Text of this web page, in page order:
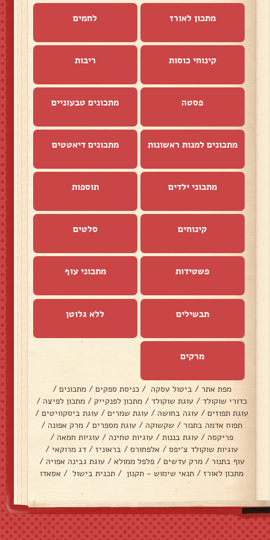
מתכון לאורז לחמים
קינוחי כוסות ריבות
פסטה מתכונים טבעוניים
מתכונים למנות ראשונות מתכונים דיאטטים
מתכוני ילדים תוספות
קינוחים סלטים
פשטידות מתכוני עוף
תבשילים ללא גלוטן
מרקים
מפת אתר / ביטול עסקה / כניסת ספקים / מתכונים /
כדורי שוקולד / עוגת שוקולד / מתכון לפנקייק / מתכון לפיצה /
עוגת תפוזים / עוגה בחושה / עוגת שמרים / עוגת ביסקוויטים /
תפוח אדמה בתנור / שקשוקה / עוגת מספרים / מרק אפונה /
פריקסה / עוגת בננות / עוגיות טחינה / עוגיות חמאה /
עוגיות שוקולד צ׳יפס / אלפחורס / בראוניז / דג מרוקאי /
עוף בתנור / מרק עדשים / פלפל ממולא / עוגת גבינה אפויה /
מתכון לאורז / תנאי שימוש - תקנון / תכנית בישול / אסאדו